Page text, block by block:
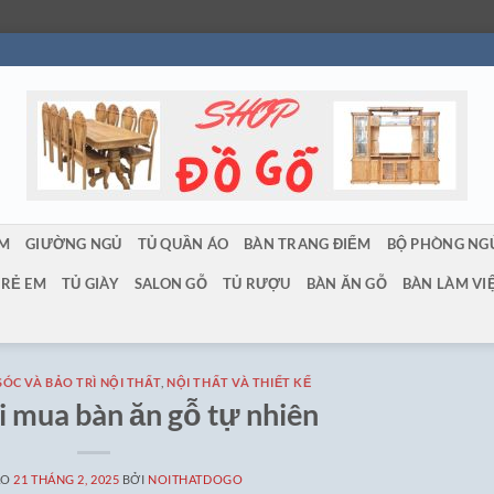
GIƯỜNG NGỦ TỦ QUẦN ÁO BÀN TRANG ĐIỂM BỘ PHÒNG
EM TỦ GIÀY SALON GỖ TỦ RƯỢU BÀN ĂN GỖ BÀN LÀM
VÀ BẢO TRÌ NỘI THẤT ,NỘI THẤT VÀ THIẾT KẾ
mua bàn ăn gỗ tự nhiên
21 THÁNG 2, 2025 BỞI NOITHATDOGO